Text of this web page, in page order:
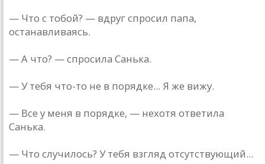
— Что с тобой? — вдруг спросил папа,
останавливаясь.
— А что? — спросила Санька.
— У тебя что-то не в порядке... Я же вижу.
— Все у меня в порядке, — нехотя ответила
Санька.
— Что случилось? У тебя взгляд отсутствующий...